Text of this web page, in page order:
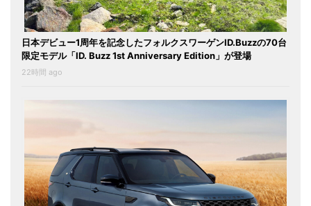
日本デビュー1周年を記念したフォルクスワーゲンID.Buzzの70台
限定モデル「ID. Buzz 1st Anniversary Edition」が登場
22時間 ago